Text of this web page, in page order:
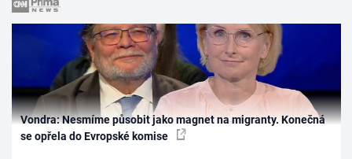
Vondra: Nesmíme působit jako magnet na migranty. Konečná
se opřela do Evropské komise